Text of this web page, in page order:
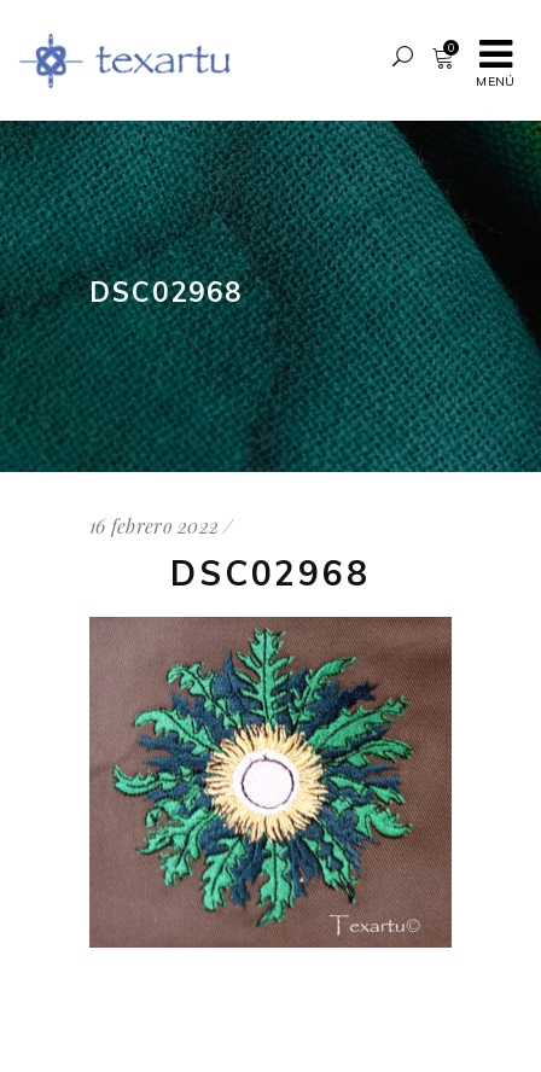
MENÚ
0
DSC02968
16 febrero 2022
DSC02968